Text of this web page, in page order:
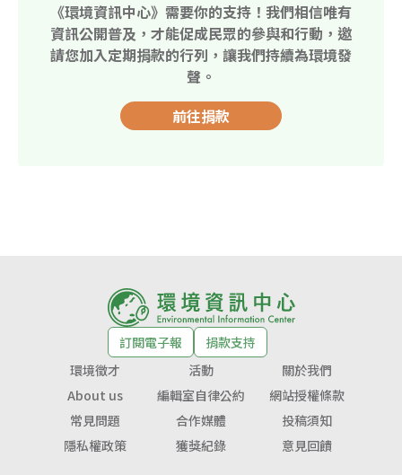
《環境資訊中心》需要你的支持！我們相信唯有
資訊公開普及，才能促成民眾的參與和行動，邀
請您加入定期捐款的行列，讓我們持續為環境發
聲。
前往捐款
訂閱電子報
捐款支持
環境徵才
活動
關於我們
About us
編輯室自律公約
網站授權條款
常見問題
合作媒體
投稿須知
隱私權政策
獲獎紀錄 意見回饋